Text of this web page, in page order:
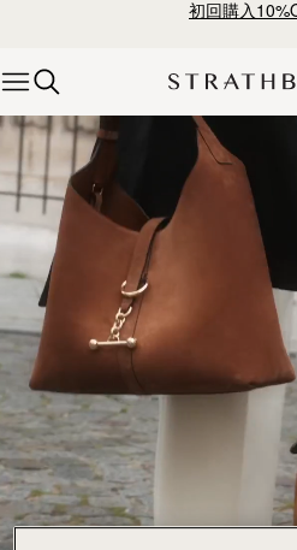
¥35,000円以上お買い
ストラスベリーのバッグコレク